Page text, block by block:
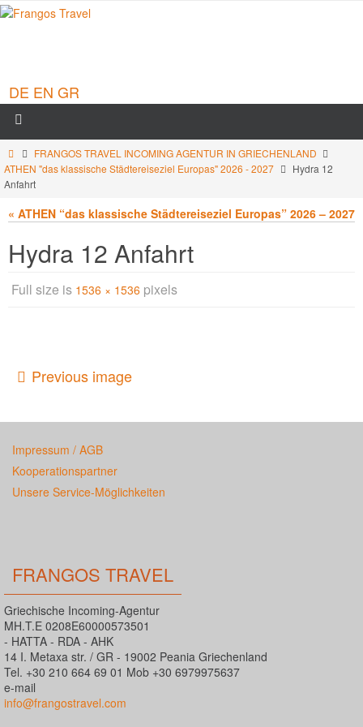
DE EN GR
FRANGOS TRAVEL INCOMING AGENTUR IN GRIECHENLAND
ATHEN "das klassische Städtereiseziel Europas" 2026 - 2027
Hydra 12
Anfahrt
« ATHEN “das klassische Städtereiseziel Europas” 2026 – 2027
Hydra 12 Anfahrt
Full size is 1536 × 1536 pixels
Previous image
Impressum / AGB
Kooperationspartner
Unsere Service-Möglichkeiten
FRANGOS TRAVEL
Griechische Incoming-Agentur
MH.T.E 0208E60000573501
- HATTA - RDA - AHK
14 I. Metaxa str. / GR - 19002 Peania Griechenland
Tel. +30 210 664 69 01 Mob +30 6979975637
e-mail
info@frangostravel.com